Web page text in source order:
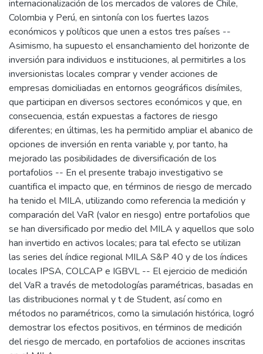
internacionalización de los mercados de valores de Chile,
Colombia y Perú, en sintonía con los fuertes lazos
económicos y políticos que unen a estos tres países --
Asimismo, ha supuesto el ensanchamiento del horizonte de
inversión para individuos e instituciones, al permitirles a los
inversionistas locales comprar y vender acciones de
empresas domiciliadas en entornos geográficos disímiles,
que participan en diversos sectores económicos y que, en
consecuencia, están expuestas a factores de riesgo
diferentes; en últimas, les ha permitido ampliar el abanico de
opciones de inversión en renta variable y, por tanto, ha
mejorado las posibilidades de diversificación de los
portafolios -- En el presente trabajo investigativo se
cuantifica el impacto que, en términos de riesgo de mercado
ha tenido el MILA, utilizando como referencia la medición y
comparación del VaR (valor en riesgo) entre portafolios que
se han diversificado por medio del MILA y aquellos que solo
han invertido en activos locales; para tal efecto se utilizan
las series del índice regional MILA S&P 40 y de los índices
locales IPSA, COLCAP e IGBVL -- El ejercicio de medición
del VaR a través de metodologías paramétricas, basadas en
las distribuciones normal y t de Student, así como en
métodos no paramétricos, como la simulación histórica, logró
demostrar los efectos positivos, en términos de medición
del riesgo de mercado, en portafolios de acciones inscritas